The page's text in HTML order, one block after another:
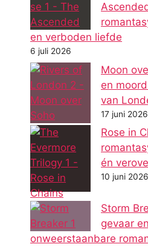
en verboden liefde
6 juli 2026
Moon
en
van
17 juni 2026
Rose in
én
10 juni 2026
Storm
gevaar
onweerstaanbare